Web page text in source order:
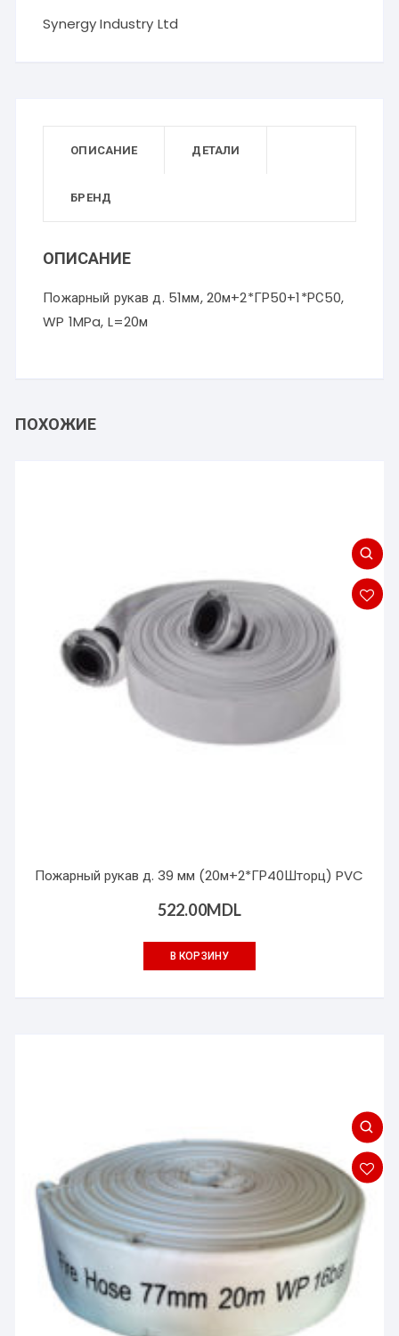
Synergy Industry Ltd
ОПИСАНИЕ ДЕТАЛИ
БРЕНД
ОПИСАНИЕ
Пожарный рукав д. 51мм, 20м+2*ГР50+1*РС50,
WP 1MPa, L=20м
ПОХОЖИЕ
Пожарный рукав д. 39 мм (20м+2*ГР40Шторц) PVC
522.00MDL
В КОРЗИНУ